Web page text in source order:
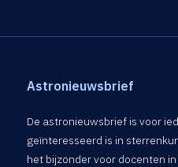
Astronieuwsbrief
De astronieuwsbrief is voor
geïnteresseerd is in
het bijzonder voor docenten